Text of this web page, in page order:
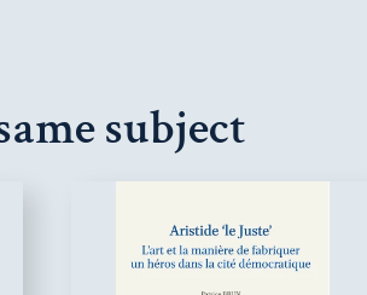
subject